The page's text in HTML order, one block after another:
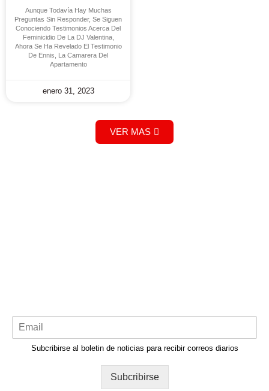
Aunque Todavía Hay Muchas
Preguntas Sin Responder, Se Siguen
Conociendo Testimonios Acerca Del
Feminicidio De La DJ Valentina,
Ahora Se Ha Revelado El Testimonio
De Ennis, La Camarera Del
Apartamento
enero 31, 2023
VER MAS
Subcribirse al boletin de noticias para recibir correos diarios
Subcribirse